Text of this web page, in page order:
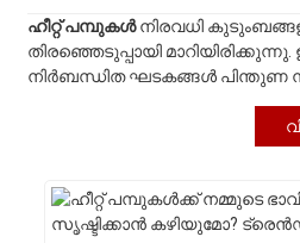
ഹീറ്റ് പമ്പുകൾനിരവധി
തിരഞ്ഞെടുപ്പായി
നിർബന്ധിത ഘടകങ്ങൾ